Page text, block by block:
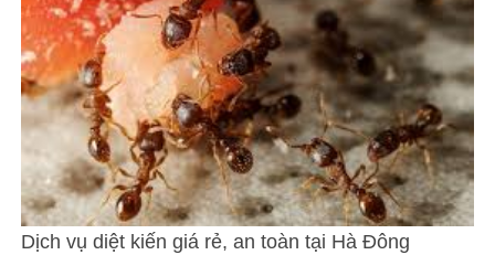
Dịch vụ diệt kiến giá rẻ, an toàn tại Hà Đông